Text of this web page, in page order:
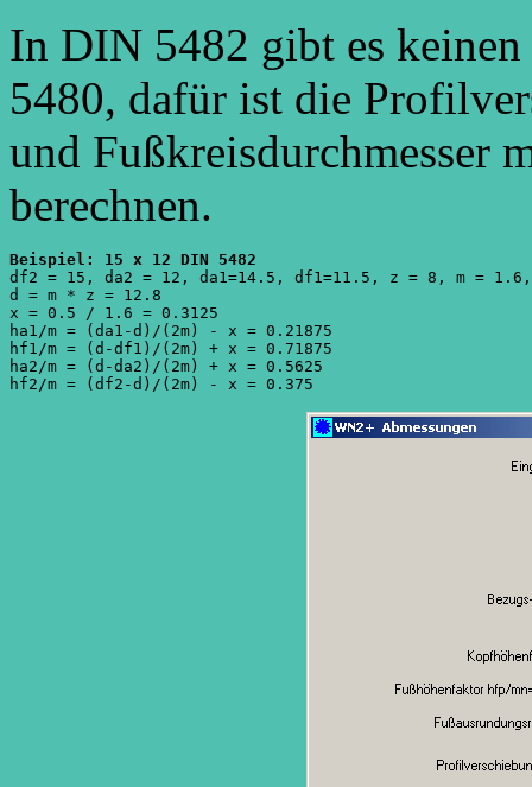
In DIN 5482 gibt es
5480, dafür ist die
und Fußkreisdurchmesser
berechnen.
Beispiel: 15 x 12 DIN 5482
df2 = 15, da2 = 12, da1=14.5, df1=11.5, z = 8, m =
d = m * z = 12.8
x = 0.5 / 1.6 = 0.3125
ha1/m = (da1-d)/(2m) - x = 0.21875
hf1/m = (d-df1)/(2m) + x = 0.71875
ha2/m = (d-da2)/(2m) + x = 0.5625